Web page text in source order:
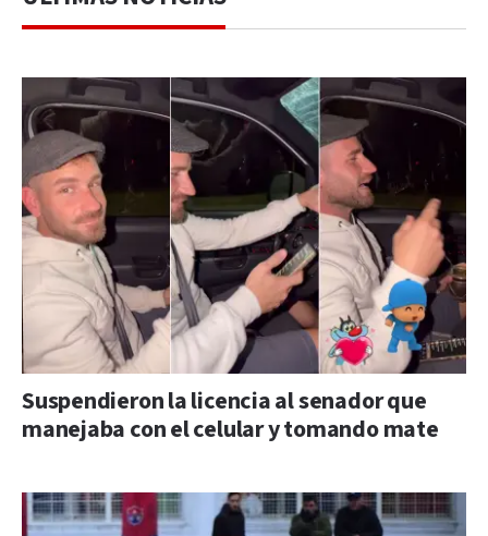
Suspendieron la licencia al senador que
manejaba con el celular y tomando mate